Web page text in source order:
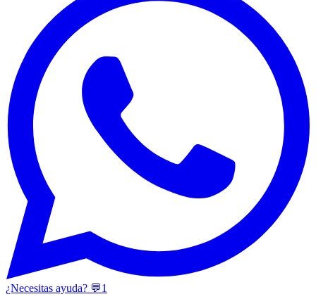
¿Necesitas ayuda? 💬1